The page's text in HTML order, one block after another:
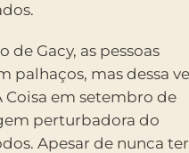
de Gacy, as pessoas
palhaços, mas dessa
Coisa em setembro de
perturbadora do
Apesar de nunca ter